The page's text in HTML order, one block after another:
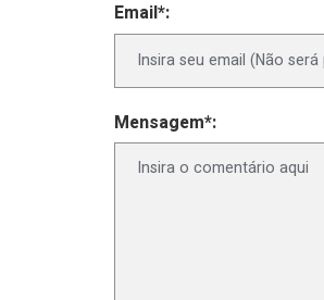
Email*:
Mensagem*: